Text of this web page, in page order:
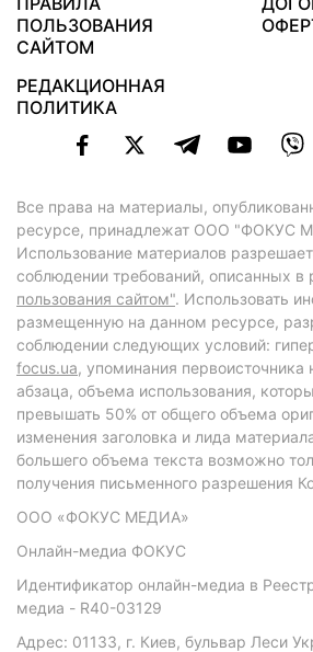
ПОЛЬЗОВАНИЯ
САЙТОМ
РЕДАКЦИОННАЯ
ПОЛИТИКА
Все права на материалы,
ресурсе, принадлежат ООО "ФОКУС
Использование материалов
соблюдении требований, описанных в
пользования сайтом". Использовать
размещенную на данном ресурсе,
соблюдении следующих условий:
focus.ua, упоминания первоисточника
абзаца, объема использования,
превышать 50% от общего объема
изменения заголовка и лида
большего объема текста возможно
получения письменного разрешения
ООО «ФОКУС МЕДИА»
Онлайн-медиа ФОКУС
Идентификатор онлайн-медиа в
медиа - R40-03129
Адрес: 01133, г. Киев, бульвар Леси